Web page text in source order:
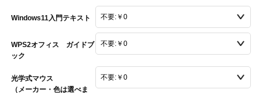
Windows11入門テキスト
WPS2オフィス ガイドブ
ック
光学式マウス
（メーカー・色は選べま